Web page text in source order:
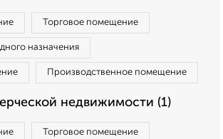
Торговое помещение
назначения
Производственное помещение
недвижимости (1)
Торговое помещение